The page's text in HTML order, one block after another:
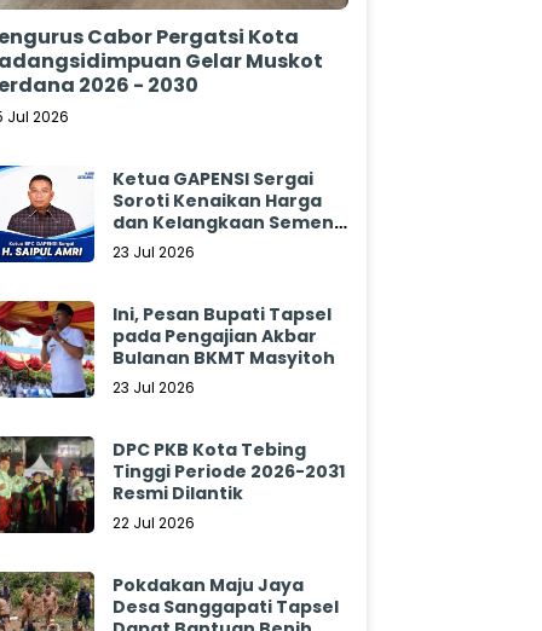
Cabor Pergatsi Kota
Gelar Muskot
2026 - 2030
Jul 2026
Ketua GAPENSI Sergai
Soroti Kenaikan Harga
dan Kelangkaan Semen,
Minta Pemerintah
23 Jul 2026
Ini, Pesan Bupati Tapsel
pada Pengajian Akbar
Bulanan BKMT Masyitoh
23 Jul 2026
DPC PKB Kota Tebing
Tinggi Periode 2026-2031
Resmi Dilantik
22 Jul 2026
Pokdakan Maju Jaya
Desa Sanggapati Tapsel